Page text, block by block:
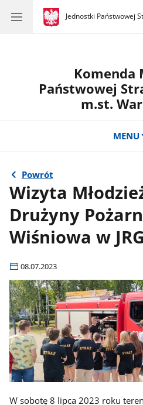
gov.pl
Jednostki Państwowej
gov.pl
Jednostki
Komenda
Państwowej
m.st.
MENU
Powrót
Wizyta
Drużyny
Wiśniowa w
08.07.2023
W sobotę 8 lipca 2023 roku